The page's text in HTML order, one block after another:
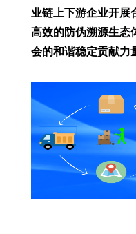
业链上下游企业开展
高效的防伪溯源生态
会的和谐稳定贡献力